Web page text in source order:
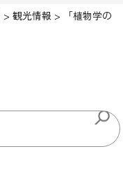
> 観光情報 >
「植物学の